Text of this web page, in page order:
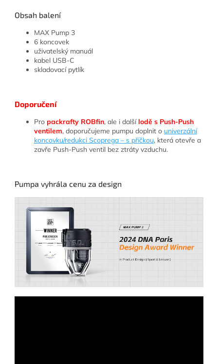
Obsah balení
MAX Pump 3
6 koncovek
uživatelský manuál
kabel USB-C
skladovací pytlík
Doporučení
Pro packrafty ROBfin, ale i další lodě s Push-Push
ventilem, doporučujeme pumpu doplnit o univerzální
koncovku/redukci Scoprega – s příčkou, která otevře a
zavře Push-Push ventil bez ztráty vzduchu.
Pumpa vyhrála cenu za design